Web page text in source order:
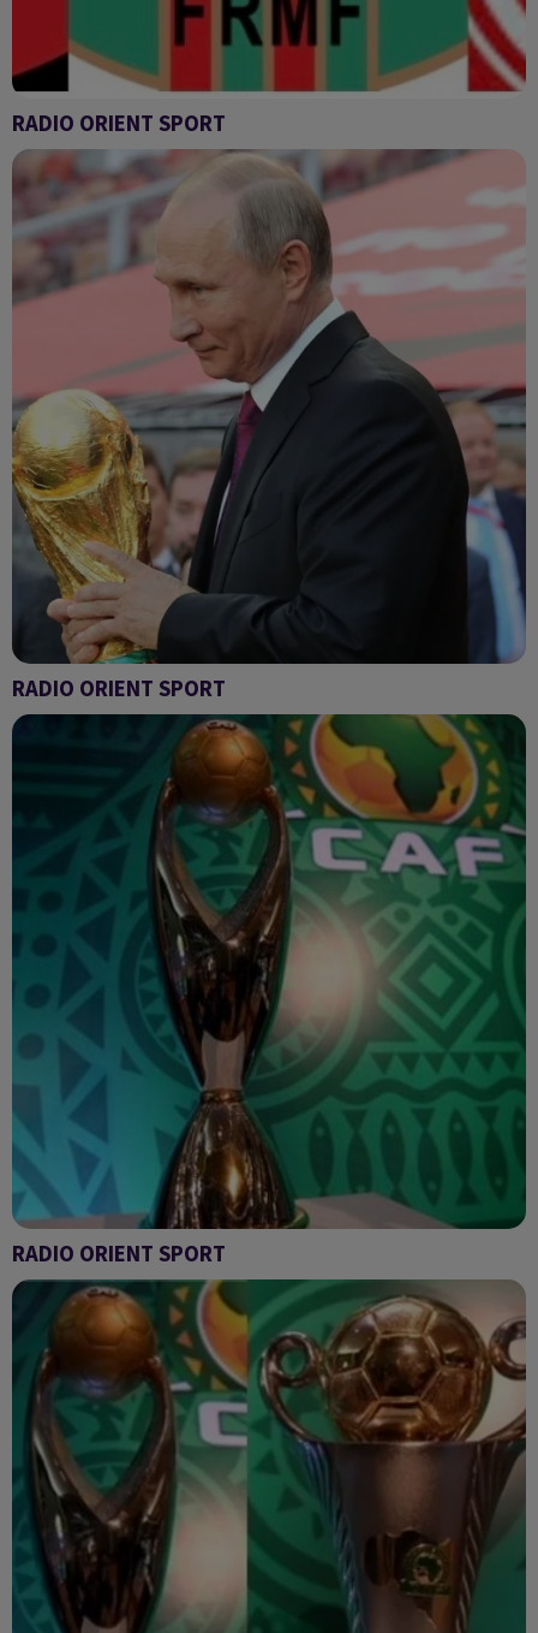
RADIO ORIENT SPORT
Radio Orient sport
RADIO ORIENT SPORT
Radio Orient sport
RADIO ORIENT SPORT
RADIO ORIENT SPORT